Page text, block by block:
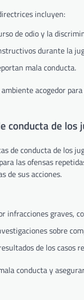
incluyen:
de odio y la
durante la
mala conducta.
acogedor
conducta de los
de conducta de los
las ofensas
de sus acciones.
infracciones graves,
sobre
de los casos
conducta y